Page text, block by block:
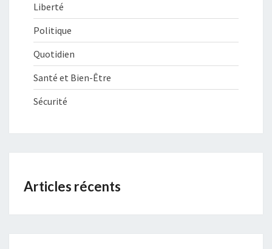
Liberté
Politique
Quotidien
Santé et Bien-Être
Sécurité
Articles récents